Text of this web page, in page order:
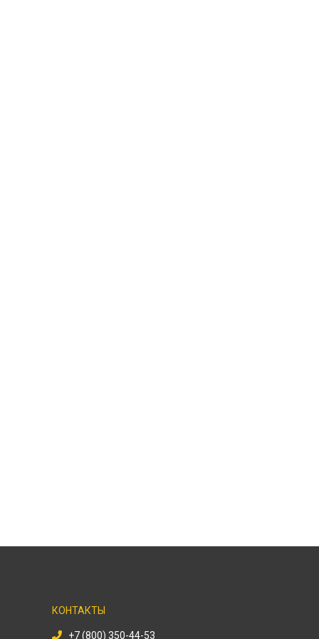
КОНТАКТЫ
+7 (800) 350-44-53